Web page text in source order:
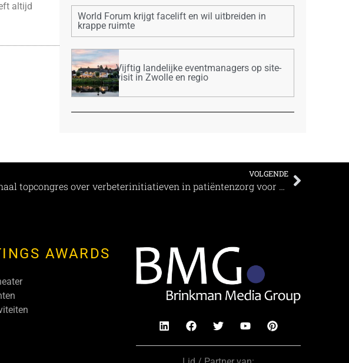
altijd
World Forum krijgt facelift en wil uitbreiden in
krappe ruimte
Vijftig landelijke eventmanagers op site-
visit in Zwolle en regio
VOLGENDE
Internationaal topcongres over verbeterinitiatieven in patiëntenzorg voor het eerst naar Utrecht
AWARDS